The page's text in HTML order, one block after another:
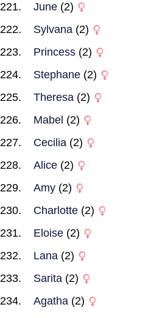
June (2)
Sylvana (2)
Princess (2)
Stephane (2)
Theresa (2)
Mabel (2)
Cecilia (2)
Alice (2)
Amy (2)
Charlotte (2)
Eloise (2)
Lana (2)
Sarita (2)
Agatha (2)